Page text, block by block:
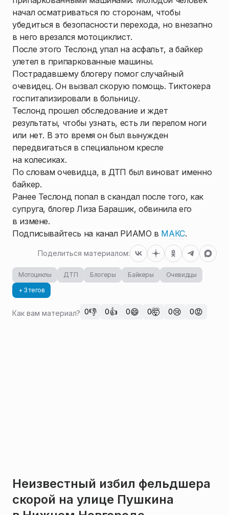
начал осматриваться по сторонам, чтобы
убедиться в безопасности перехода, но внезапно
в него врезался мотоциклист.
После этого Теслонд упал на асфальт, а байкер
улетел в припаркованные машины.
Пострадавшему блогеру помог случайный
очевидец. Он вызвал скорую помощь. Тиктокера
госпитализировали в больницу.
Теслонд прошел обследование и ждет
результаты, чтобы узнать, есть ли перелом ноги
или нет. В это время он был вынужден
передвигаться в специальном кресле
на колесиках.
По словам очевидца, в ДТП был виноват именно
байкер.
Ранее Теслонд попал в скандал после того, как
супруга, блогер Лиза Барашик, обвинила его
в измене.
Подписывайтесь на канал РИАМО в МАКС.
Поделиться материалом:
Мотоциклы ДТП Блогеры Байкеры
Очевидцы
+ 3 тегов
Как вам материал? 0👎 0👍 0😄 0🤯 0😢 0😡
Неизвестный избил фельдшера
скорой на улице Пушкина